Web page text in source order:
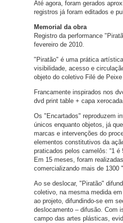
Até agora, foram gerados
registros já foram editados e
Memorial da obra
Registro da performance
fevereiro de 2010.
"Piratão" é uma prática
visibilidade, acesso e
objeto do coletivo Filé de
Francamente inspirados nos
dvd print table + capa
Os "Encartados" reproduzem
únicos enquanto objetos, já
marcas e intervenções do
elementos constitutivos da
praticados pelos camelôs: “1 é
Em 15 meses, foram
comercializando mais de 1300
Ao se deslocar, "Piratão"
coletivo, na mesma medida
ao projeto, difundindo-se em
deslocamento – difusão. Com
campo das artes plásticas,